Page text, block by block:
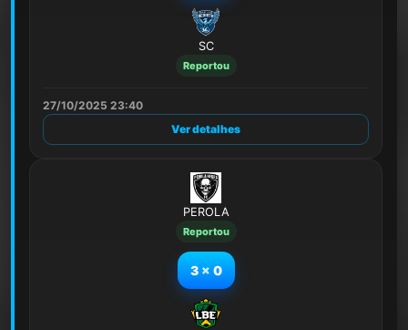
SC
Reportou
27/10/2025 23:40
Ver detalhes
PEROLA
Reportou
3 x 0